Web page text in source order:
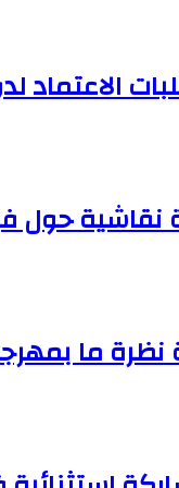
الاعتماد
حول
ما